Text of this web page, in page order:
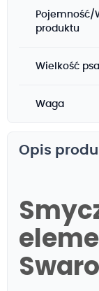
Pojemność/
produktu
Wielkość psa
Waga
Opis